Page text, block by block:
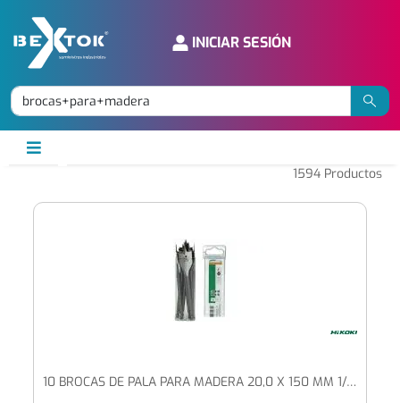
INICIAR SESIÓN
1594 Productos
10 BROCAS DE PALA PARA MADERA 20,0 X 150 MM 1/4" HEXAGONAL